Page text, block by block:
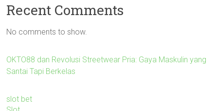
Recent Comments
No comments to show.
OKTO88 dan Revolusi Streetwear Pria: Gaya Maskulin yang
Santai Tapi Berkelas
slot bet